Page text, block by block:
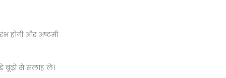
होगी और अष्टमी
बूढ़ो से सलाह लें।